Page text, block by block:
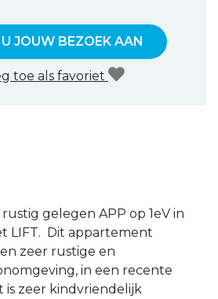
JOUW BEZOEK AAN
toe als favoriet
gelegen APP op 1eV in
LIFT. Dit appartement
zeer rustige en
in een recente
is zeer kindvriendelijk